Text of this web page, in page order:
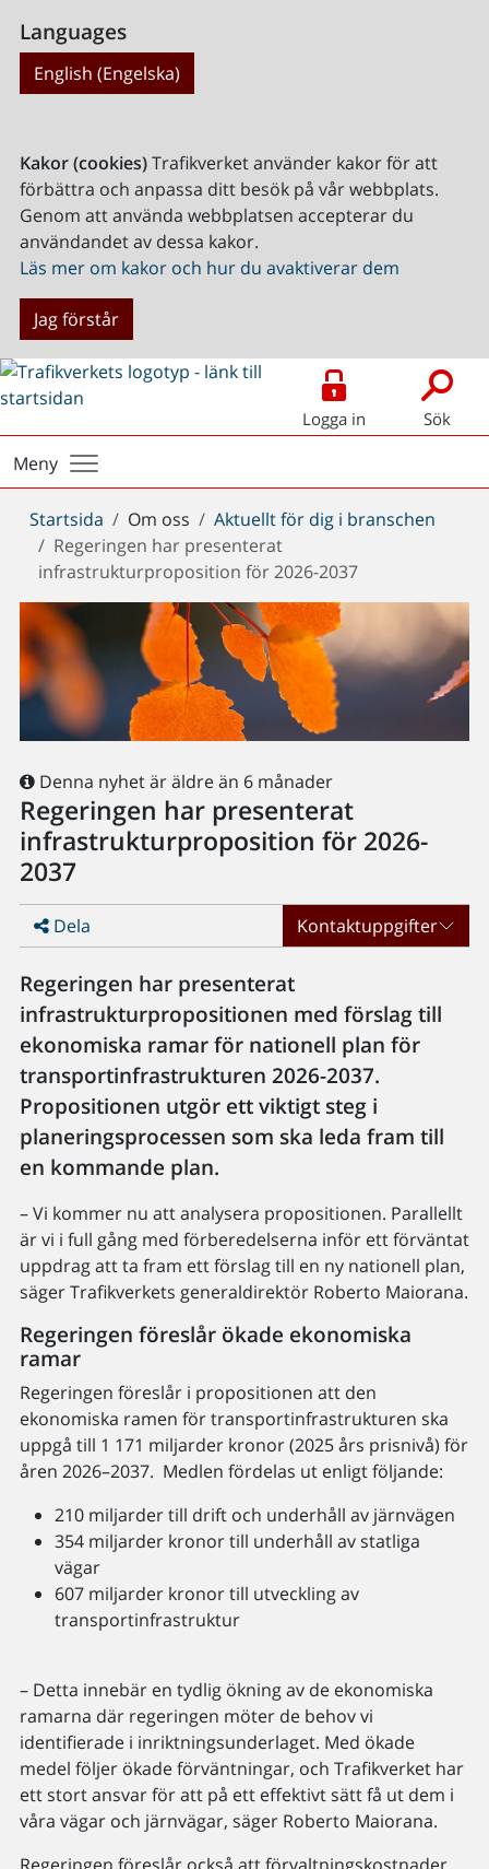
Languages
English (Engelska)
Kakor (cookies)Trafikverket använder kakor för att
förbättra och anpassa ditt besök på vår webbplats.
Genom att använda webbplatsen accepterar du
användandet av dessa kakor.
Läs mer om kakor och hur du avaktiverar dem
Jag förstår
Logga in Sök
Meny
Du
är
här:
Startsida Om oss
Aktuellt för dig i branschen
Regeringen har presenterat
infrastrukturproposition för 2026-2037
Denna nyhet är äldre än 6 månader
Regeringen har presenterat
infrastrukturproposition för 2026-
2037
Dela Kontaktuppgifter
Regeringen har presenterat
infrastrukturpropositionen med förslag till
ekonomiska ramar för nationell plan för
transportinfrastrukturen 2026-2037.
Propositionen utgör ett viktigt steg i
planeringsprocessen som ska leda fram till
en kommande plan.
– Vi kommer nu att analysera propositionen. Parallellt
är vi i full gång med förberedelserna inför ett förväntat
uppdrag att ta fram ett förslag till en ny nationell plan,
säger Trafikverkets generaldirektör Roberto Maiorana.
Regeringen föreslår ökade ekonomiska
ramar
Regeringen föreslår i propositionen att den
ekonomiska ramen för transportinfrastrukturen ska
uppgå till 1 171 miljarder kronor (2025 års prisnivå) för
åren 2026–2037. Medlen fördelas ut enligt följande:
210 miljarder till drift och underhåll av järnvägen
354 miljarder kronor till underhåll av statliga
vägar
607 miljarder kronor till utveckling av
transportinfrastruktur
– Detta innebär en tydlig ökning av de ekonomiska
ramarna där regeringen möter de behov vi
identifierade i inriktningsunderlaget. Med ökade
medel följer ökade förväntningar, och Trafikverket har
ett stort ansvar för att på ett effektivt sätt få ut dem i
våra vägar och järnvägar, säger Roberto Maiorana.